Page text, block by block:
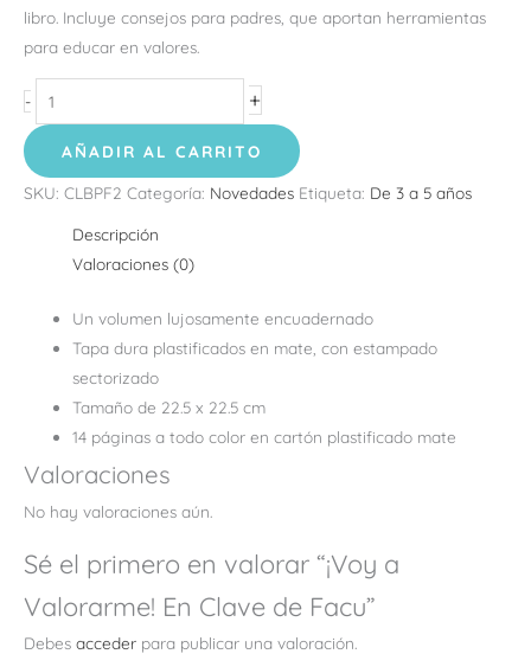
libro. Incluye consejos para padres, que aportan herramientas
para educar en valores.
- +
AÑADIR AL CARRITO
SKU: CLBPF2 Categoría: Novedades Etiqueta: De 3 a 5 años
Descripción
Valoraciones (0)
Un volumen lujosamente encuadernado
Tapa dura plastificados en mate, con estampado
sectorizado
Tamaño de 22.5 x 22.5 cm
14 páginas a todo color en cartón plastificado mate
Valoraciones
No hay valoraciones aún.
Sé el primero en valorar “¡Voy a
Valorarme! En Clave de Facu”
Debes acceder para publicar una valoración.